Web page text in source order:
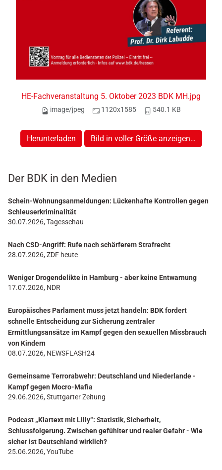
HE-Fachveranstaltung 5. Oktober 2023 BDK MH.jpg
image/jpeg 1120x1585 540.1 KB
Herunterladen Bild in voller Größe anzeigen…
Der BDK in den Medien
Schein-Wohnungsanmeldungen: Lückenhafte Kontrollen gegen
Schleuserkriminalität
30.07.2026, Tagesschau
Nach CSD-Angriff: Rufe nach schärferem Strafrecht
28.07.2026, ZDF heute
Weniger Drogendelikte in Hamburg - aber keine Entwarnung
17.07.2026, NDR
Europäisches Parlament muss jetzt handeln: BDK fordert
schnelle Entscheidung zur Sicherung zentraler
Ermittlungsansätze im Kampf gegen den sexuellen Missbrauch
von Kindern
08.07.2026, NEWSFLASH24
Gemeinsame Terrorabwehr: Deutschland und Niederlande -
Kampf gegen Mocro-Mafia
29.06.2026, Stuttgarter Zeitung
Podcast „Klartext mit Lilly“: Statistik, Sicherheit,
Schlussfolgerung. Zwischen gefühlter und realer Gefahr - Wie
sicher ist Deutschland wirklich?
25.06.2026, YouTube